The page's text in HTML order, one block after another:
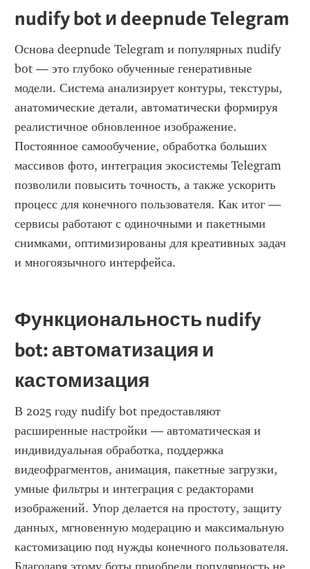
nudify bot и deepnude Telegram
Основа deepnude Telegram и популярных nudify
bot — это глубоко обученные генеративные
модели. Система анализирует контуры, текстуры,
анатомические детали, автоматически формируя
реалистичное обновленное изображение.
Постоянное самообучение, обработка больших
массивов фото, интеграция экосистемы Telegram
позволили повысить точность, а также ускорить
процесс для конечного пользователя. Как итог —
сервисы работают с одиночными и пакетными
снимками, оптимизированы для креативных задач
и многоязычного интерфейса.
Функциональность nudify
bot: автоматизация и
кастомизация
В 2025 году nudify bot предоставляют
расширенные настройки — автоматическая и
индивидуальная обработка, поддержка
видеофрагментов, анимация, пакетные загрузки,
умные фильтры и интеграция с редакторами
изображений. Упор делается на простоту, защиту
данных, мгновенную модерацию и максимальную
кастомизацию под нужды конечного пользователя.